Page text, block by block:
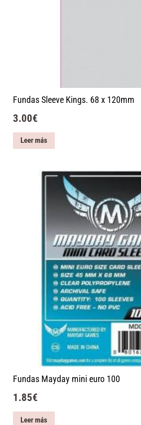
Fundas Sleeve Kings. 68 x 120mm
3.00€
Leer más
Fundas Mayday mini euro 100
1.85€
Leer más